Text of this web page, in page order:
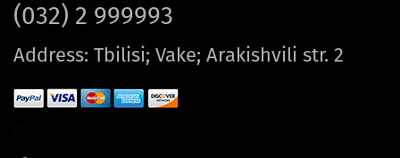
(032) 2 999993
Address: Tbilisi; Vake; Arakishvili str. 2